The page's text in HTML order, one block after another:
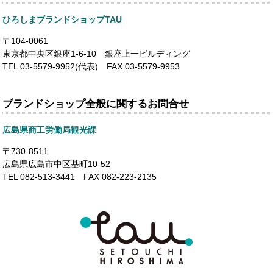
ひろしまブランドショップTAU
〒104-0061
東京都中央区銀座1-6-10 銀座上一ビルディング
TEL 03-5579-9952(代表) FAX 03-5579-9953
ブランドショップ全般に関するお問合せ
広島県商工労働局観光課
〒730-8511
広島県広島市中区基町10-52
TEL 082-513-3441 FAX 082-223-2135